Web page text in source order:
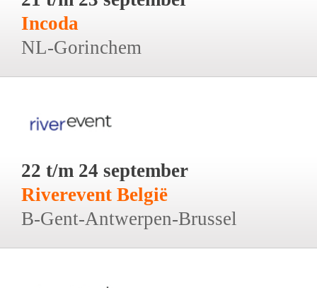
Incoda
NL-Gorinchem
22 t/m 24 september
Riverevent België
B-Gent-Antwerpen-Brussel